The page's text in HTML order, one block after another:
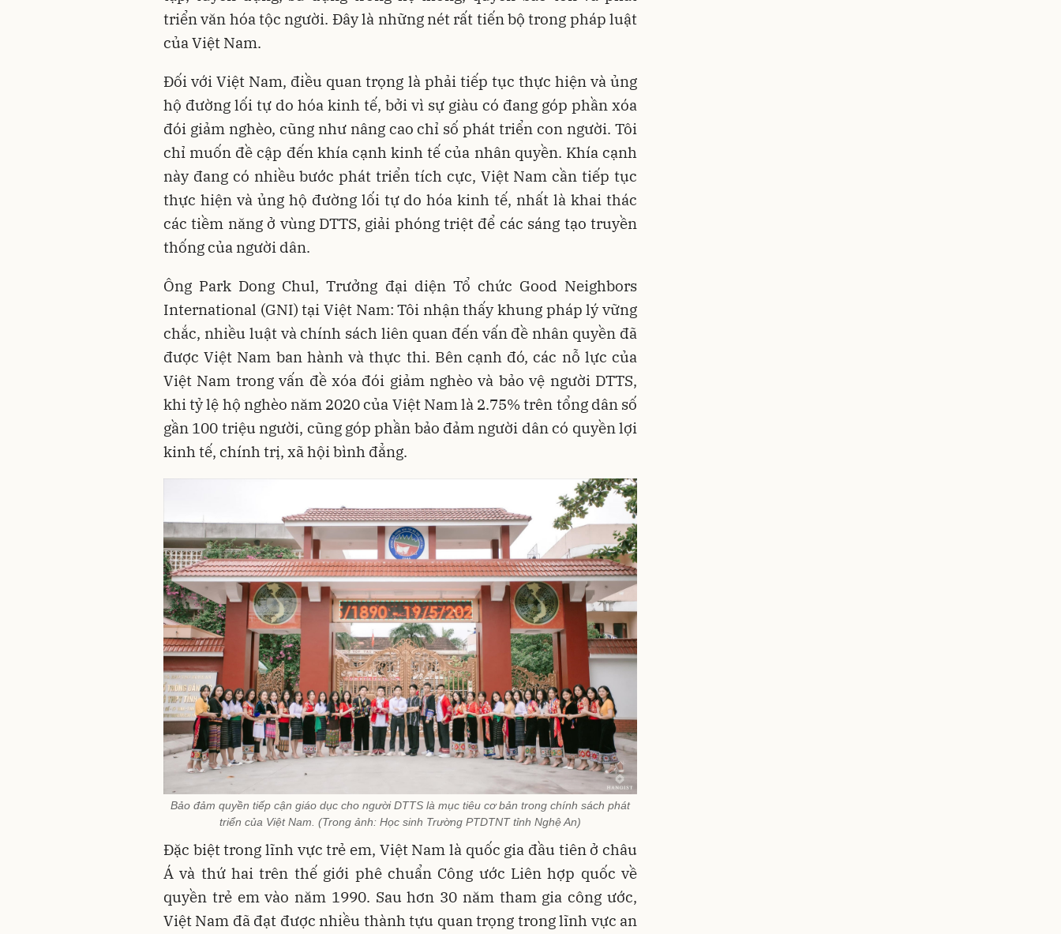
triển văn hóa tộc người. Đây là những nét rất tiến bộ trong pháp luật
của Việt Nam.
Đối với Việt Nam, điều quan trọng là phải tiếp tục thực hiện và ủng
hộ đường lối tự do hóa kinh tế, bởi vì sự giàu có đang góp phần xóa
đói giảm nghèo, cũng như nâng cao chỉ số phát triển con người. Tôi
chỉ muốn đề cập đến khía cạnh kinh tế của nhân quyền. Khía cạnh
này đang có nhiều bước phát triển tích cực, Việt Nam cần tiếp tục
thực hiện và ủng hộ đường lối tự do hóa kinh tế, nhất là khai thác
các tiềm năng ở vùng DTTS, giải phóng triệt để các sáng tạo truyền
thống của người dân.
Ông Park Dong Chul, Trưởng đại diện Tổ chức Good Neighbors
International (GNI) tại Việt Nam: Tôi nhận thấy khung pháp lý vững
chắc, nhiều luật và chính sách liên quan đến vấn đề nhân quyền đã
được Việt Nam ban hành và thực thi. Bên cạnh đó, các nỗ lực của
Việt Nam trong vấn đề xóa đói giảm nghèo và bảo vệ người DTTS,
khi tỷ lệ hộ nghèo năm 2020 của Việt Nam là 2.75% trên tổng dân số
gần 100 triệu người, cũng góp phần bảo đảm người dân có quyền lợi
kinh tế, chính trị, xã hội bình đẳng.
Bảo đảm quyền tiếp cận giáo dục cho người DTTS là mục tiêu cơ bản trong chính sách phát
triển của Việt Nam. (Trong ảnh: Học sinh Trường PTDTNT tỉnh Nghệ An)
Đặc biệt trong lĩnh vực trẻ em, Việt Nam là quốc gia đầu tiên ở châu
Á và thứ hai trên thế giới phê chuẩn Công ước Liên hợp quốc về
quyền trẻ em vào năm 1990. Sau hơn 30 năm tham gia công ước,
Việt Nam đã đạt được nhiều thành tựu quan trọng trong lĩnh vực an